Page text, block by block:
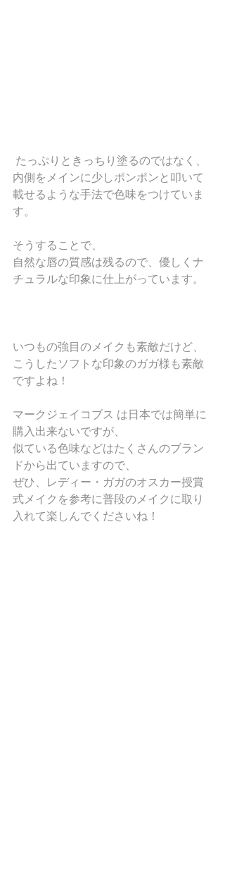
たっぷりときっちり塗るのではなく、
内側をメインに少しポンポンと叩いて
載せるような手法で色味をつけていま
す。
そうすることで、
自然な唇の質感は残るので、優しくナ
チュラルな印象に仕上がっています。
いつもの強目のメイクも素敵だけど、
こうしたソフトな印象のガガ様も素敵
ですよね！
マークジェイコブス は日本では簡単に
購入出来ないですが、
似ている色味などはたくさんのブラン
ドから出ていますので、
ぜひ、レディー・ガガのオスカー授賞
式メイクを参考に普段のメイクに取り
入れて楽しんでくださいね！